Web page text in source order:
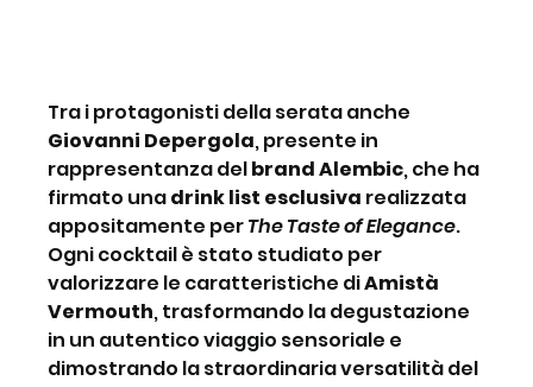
Tra i protagonisti della serata anche
Giovanni Depergola, presente in
rappresentanza del brand Alembic, che ha
firmato una drink list esclusiva realizzata
appositamente per The Taste of Elegance.
Ogni cocktail è stato studiato per
valorizzare le caratteristiche di Amistà
Vermouth, trasformando la degustazione
in un autentico viaggio sensoriale e
dimostrando la straordinaria versatilità del